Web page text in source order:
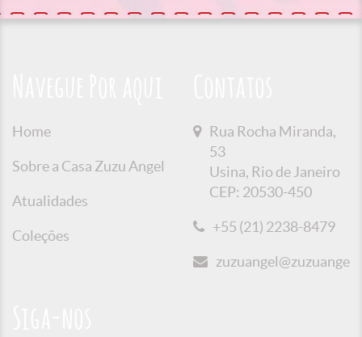
Home
Sobre a Casa Zuzu Angel
Atualidades
Coleções
Rua Rocha Miranda,
53
Usina, Rio de Janeiro
CEP: 20530-450
+55 (21) 2238-8479